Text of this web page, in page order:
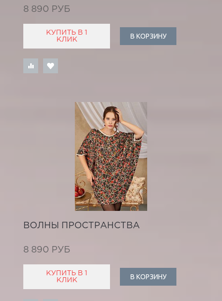
8 890 РУБ
КУПИТЬ В 1
КЛИК
В КОРЗИНУ
ВОЛНЫ ПРОСТРАНСТВА
8 890 РУБ
КУПИТЬ В 1
КЛИК
В КОРЗИНУ